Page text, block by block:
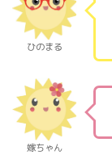
ひのまる
嫁ちゃん